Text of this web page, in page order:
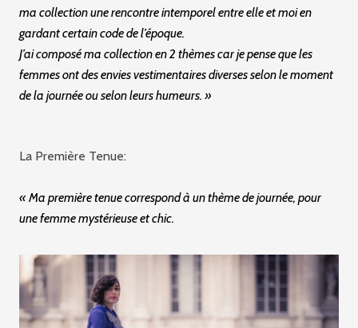
ma collection une rencontre intemporel entre elle et moi en
gardant certain code de l’époque.
J’ai composé ma collection en 2 thèmes car je pense que les
femmes ont des envies vestimentaires diverses selon le moment
de la journée ou selon leurs humeurs. »
La Première Tenue:
« Ma première tenue correspond à un thème de journée, pour
une femme mystérieuse et chic.